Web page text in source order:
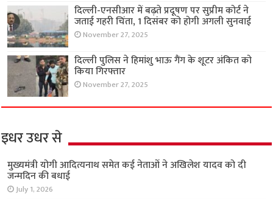
दिल्ली-एनसीआर में बढ़ते प्रदूषण पर सुप्रीम कोर्ट ने
जताई गहरी चिंता, 1 दिसंबर को होगी अगली सुनवाई
November 27, 2025
दिल्ली पुलिस ने हिमांशु भाऊ गैंग के शूटर अंकित को
किया गिरफ्तार
November 27, 2025
इधर उधर से
मुख्यमंत्री योगी आदित्यनाथ समेत कई नेताओं ने अखिलेश यादव को दी
जन्मदिन की बधाई
July 1, 2026